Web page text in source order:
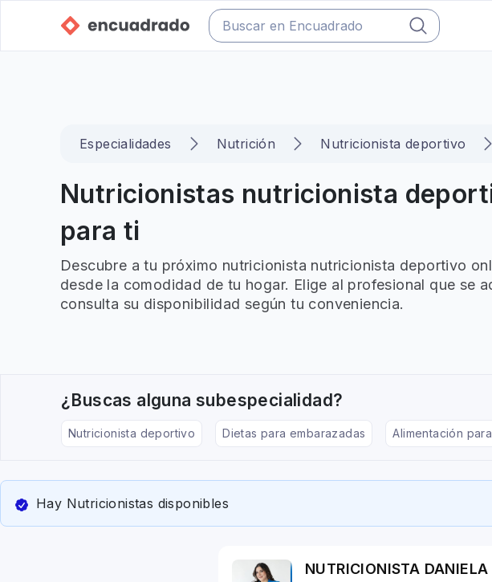
Especialidades Nutrición Nutricionista deportivo
Nutricionistas nutricionista
para ti
Descubre a tu próximo nutricionista nutricionista deportivo
desde la comodidad de tu hogar. Elige al profesional que se
consulta su disponibilidad según tu conveniencia.
¿Buscas alguna subespecialidad?
Nutricionista deportivo Dietas para embarazadas Alimentación
Hay Nutricionistas disponibles
NUTRICIONISTA